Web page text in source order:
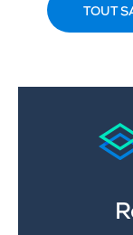
TOUT